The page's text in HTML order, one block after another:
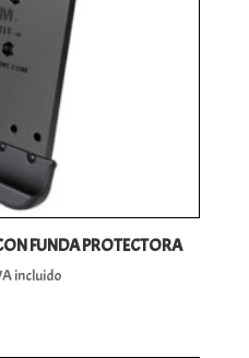
FUNDA PROTECTORA
incluido